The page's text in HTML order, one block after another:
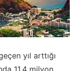
yıl arttığı
11,4 milyon